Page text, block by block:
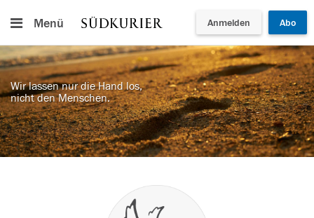
Menü Anmelden Abo
Wir lassen nur die Hand los,
nicht den Menschen.